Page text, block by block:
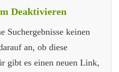
Deaktivieren
Suchergebnisse keinen
an, ob diese
gibt es einen neuen Link,